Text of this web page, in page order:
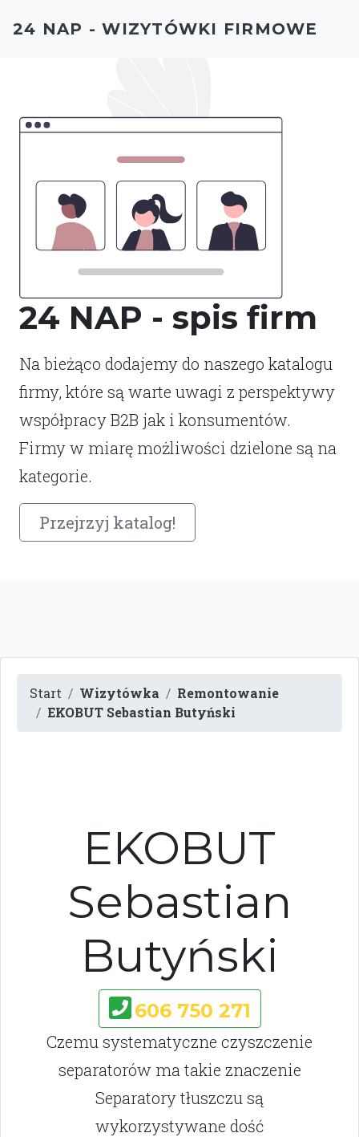
24 NAP - spis firm
Na bieżąco dodajemy do naszego katalogu
firmy, które są warte uwagi z perspektywy
współpracy B2B jak i konsumentów.
Firmy w miarę możliwości dzielone są na
kategorie.
Przejrzyj katalog!
24 NAP - WIZYTÓWKI FIRMOWE
Start Wizytówka
Remontowanie
EKOBUT Sebastian Butyński
EKOBUT
Sebastian
Butyński
606 750 271
Czemu systematyczne czyszczenie
separatorów ma takie znaczenie
Separatory tłuszczu są
wykorzystywane dość